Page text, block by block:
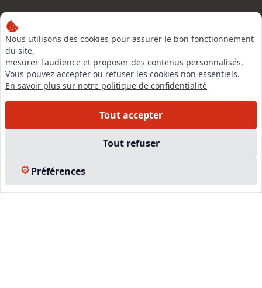
Nous utilisons des cookies pour assurer le bon fonctionnement
du site,
mesurer l'audience et proposer des contenus personnalisés.
Vous pouvez accepter ou refuser les cookies non essentiels.
En savoir plus sur notre politique de confidentialité
Tout accepter
Tout refuser
Préférences
LinkedIn
Instagram
Facebook
EN SAVOIR PLUS
Formations
Nous rejoindre